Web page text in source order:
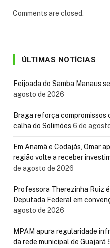
Comments are closed.
ÚLTIMAS NOTÍCIAS
Feijoada do Samba Manaus
agosto de 2026
Braga reforça compromissos
calha do Solimões 6 de
Em Anamã e Codajás, Omar
região volte a receber
de agosto de 2026
Professora Therezinha Ruiz
Deputada Federal em
agosto de 2026
MPAM apura regularidade
da rede municipal de Guajará